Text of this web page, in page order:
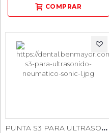
PUNTA S3 PARA ULTRASONIDO NEUMATICO SONIC-L